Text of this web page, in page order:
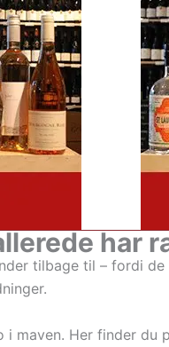
har
tilbage til – fordi
maven. Her finder du